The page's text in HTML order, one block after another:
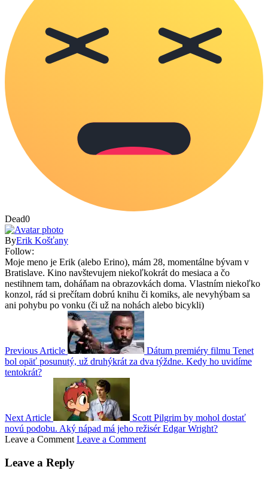
Dead0
ByErik Košťany
Follow:
Moje meno je Erik (alebo Erino), mám 28, momentálne bývam v
Bratislave. Kino navštevujem niekoľkokrát do mesiaca a čo
nestihnem tam, doháňam na obrazovkách doma. Vlastním niekoľko
konzol, rád si prečítam dobrú knihu či komiks, ale nevyhýbam sa
ani pohybu po vonku (či už na nohách alebo bicykli)
Previous Article
Dátum premiéry filmu Tenet
bol opäť posunutý, už druhýkrát za dva týždne. Kedy ho uvidíme
tentokrát?
Next Article
Scott Pilgrim by mohol dostať
novú podobu. Aký nápad má jeho režisér Edgar Wright?
Leave a Comment Leave a Comment
Leave a Reply